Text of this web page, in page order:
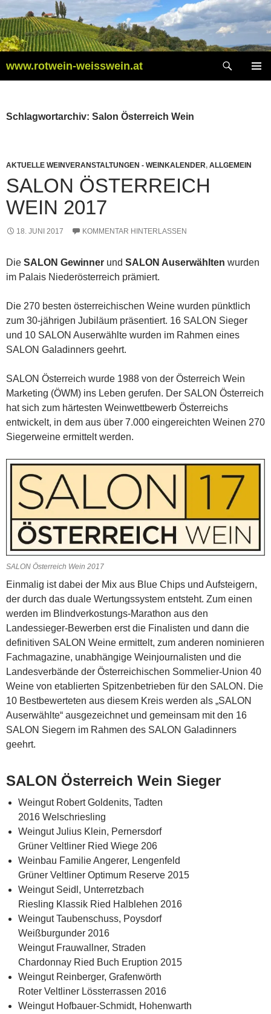
Inhalt
springen
www.rotwein-weisswein.at
Schlagwortarchiv: Salon Österreich Wein
AKTUELLE WEINVERANSTALTUNGEN - WEINKALENDER, ALLGEMEIN
SALON ÖSTERREICH
WEIN 2017
18. JUNI 2017 KOMMENTAR HINTERLASSEN
Die SALON Gewinner und SALON Auserwählten wurden
im Palais Niederösterreich prämiert.
Die 270 besten österreichischen Weine wurden pünktlich
zum 30-jährigen Jubiläum präsentiert. 16 SALON Sieger
und 10 SALON Auserwählte wurden im Rahmen eines
SALON Galadinners geehrt.
SALON Österreich wurde 1988 von der Österreich Wein
Marketing (ÖWM) ins Leben gerufen. Der SALON Österreich
hat sich zum härtesten Weinwettbewerb Österreichs
entwickelt, in dem aus über 7.000 eingereichten Weinen 270
Siegerweine ermittelt werden.
SALON Österreich Wein 2017
Einmalig ist dabei der Mix aus Blue Chips und Aufsteigern,
der durch das duale Wertungssystem entsteht. Zum einen
werden im Blindverkostungs-Marathon aus den
Landessieger-Bewerben erst die Finalisten und dann die
definitiven SALON Weine ermittelt, zum anderen nominieren
Fachmagazine, unabhängige Weinjournalisten und die
Landesverbände der Österreichischen Sommelier-Union 40
Weine von etablierten Spitzenbetrieben für den SALON. Die
10 Bestbewerteten aus diesem Kreis werden als „SALON
Auserwählte“ ausgezeichnet und gemeinsam mit den 16
SALON Siegern im Rahmen des SALON Galadinners
geehrt.
SALON Österreich Wein Sieger
Weingut Robert Goldenits, Tadten
2016 Welschriesling
Weingut Julius Klein, Pernersdorf
Grüner Veltliner Ried Wiege 206
Weinbau Familie Angerer, Lengenfeld
Grüner Veltliner Optimum Reserve 2015
Weingut Seidl, Unterretzbach
Riesling Klassik Ried Halblehen 2016
Weingut Taubenschuss, Poysdorf
Weißburgunder 2016
Weingut Frauwallner, Straden
Chardonnay Ried Buch Eruption 2015
Weingut Reinberger, Grafenwörth
Roter Veltliner Lössterrassen 2016
Weingut Hofbauer-Schmidt, Hohenwarth